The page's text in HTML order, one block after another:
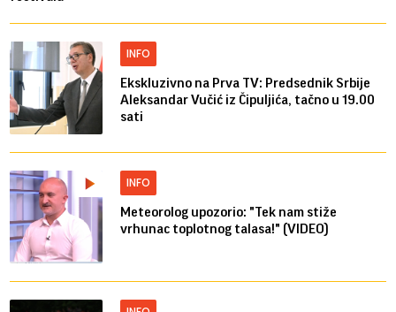
INFO
Ekskluzivno na Prva TV: Predsednik Srbije
Aleksandar Vučić iz Čipuljića, tačno u 19.00
sati
INFO
Meteorolog upozorio: "Tek nam stiže
vrhunac toplotnog talasa!" (VIDEO)